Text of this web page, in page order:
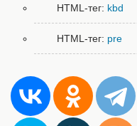
HTML-тег: kbd
HTML-тег: pre